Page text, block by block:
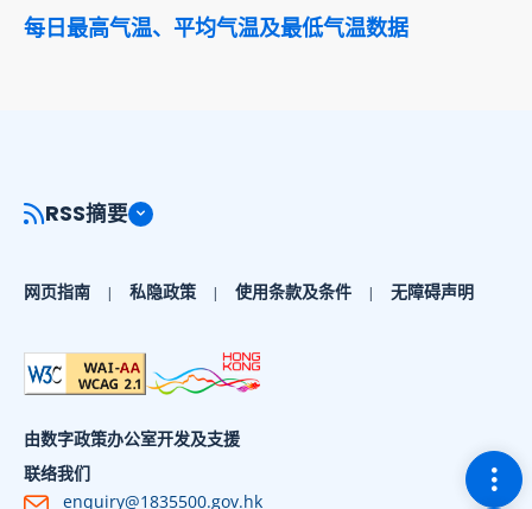
每日最高气温、平均气温及最低气温数据
切
RSS摘要
网页指南 私隐政策 使用条款及条件 无障碍声明
由数字政策办公室开发及支援
联络我们
enquiry@1835500.gov.hk